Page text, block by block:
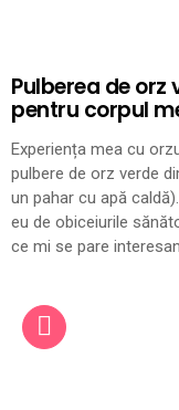
Pulberea de
pentru corpul
Experiența mea cu
pulbere de orz verde
un pahar cu apă
eu de obiceiurile
ce mi se pare